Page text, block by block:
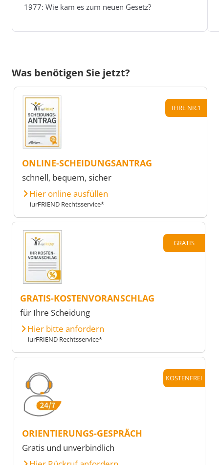
1977: Wie kam es zum neuen Gesetz?
Was benötigen Sie jetzt?
IHRE NR.1
ONLINE-SCHEIDUNGSANTRAG
schnell, bequem, sicher
Hier online ausfüllen
iurFRIEND Rechtsservice*
GRATIS
GRATIS-KOSTENVORANSCHLAG
für Ihre Scheidung
Hier bitte anfordern
iurFRIEND Rechtsservice*
KOSTENFREI
ORIENTIERUNGS-GESPRÄCH
Gratis und unverbindlich